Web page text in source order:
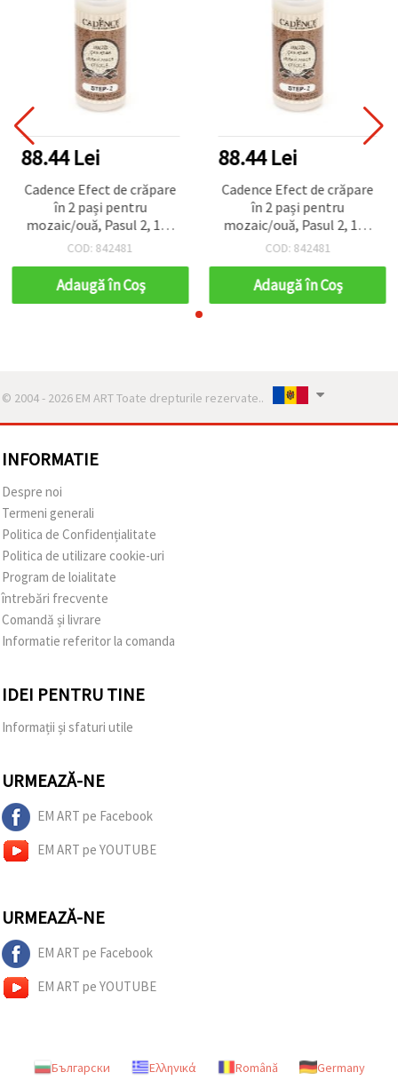
88.44 Lei
Cadence Efect de crăpare
în 2 pași pentru
mozaic/ouă, Pasul 2, 120
ml
COD: 842481
Adaugă în Coş
88.44 Lei
Cadence Efect de crăpare
în 2 pași pentru
mozaic/ouă, Pasul 2, 120
ml
COD: 842481
Adaugă în Coş
© 2004 - 2026 EM ART Toate drepturile rezervate..
INFORMATIE
Despre noi
Termeni generali
Politica de Confidențialitate
Politica de utilizare cookie-uri
Program de loialitate
întrebări frecvente
Comandă și livrare
Informatie referitor la comanda
IDEI PENTRU TINE
Informații și sfaturi utile
URMEAZĂ-NE
EM ART pe Facebook
EM ART pe YOUTUBE
URMEAZĂ-NE
EM ART pe Facebook
EM ART pe YOUTUBE
Български Ελληνικά Română
Germany